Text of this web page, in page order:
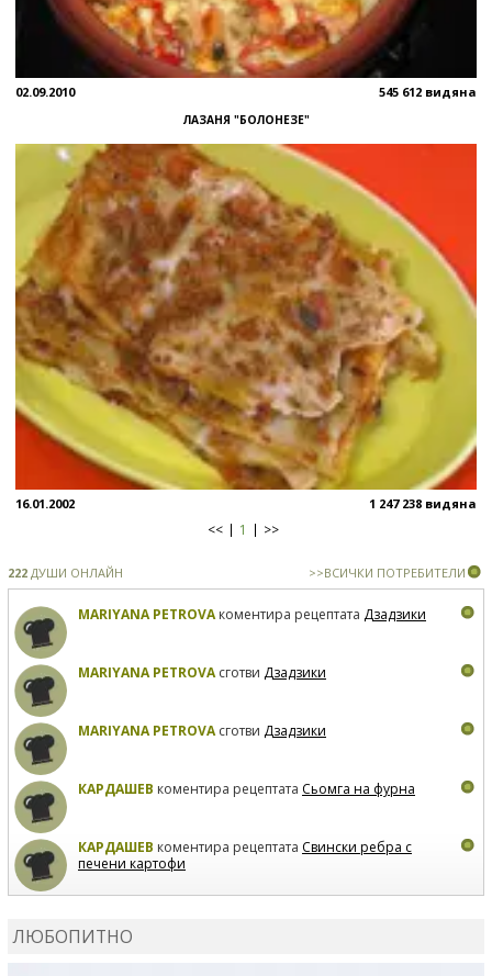
02.09.2010 545 612 видяна
ЛАЗАНЯ "БОЛОНЕЗЕ"
16.01.2002 1 247 238 видяна
<< 1 >>
222 ДУШИ ОНЛАЙН >>ВСИЧКИ ПОТРЕБИТЕЛИ
MARIYANA PETROVAкоментира рецептата Дзадзики
MARIYANA PETROVAсготви Дзадзики
MARIYANA PETROVAсготви Дзадзики
КАРДАШЕВ коментира рецептата Сьомга на фурна
КАРДАШЕВ коментира рецептата Свински ребра с
печени картофи
ЛЮБОПИТНО